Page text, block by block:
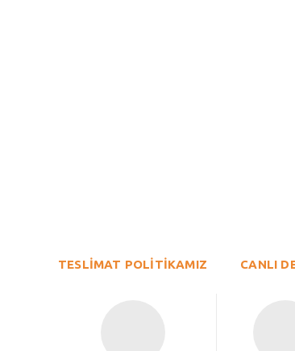
Ürün açıklamasında eksik bilgiler bulunuyor.
TESLİMAT POLİTİKAMIZ CANLI